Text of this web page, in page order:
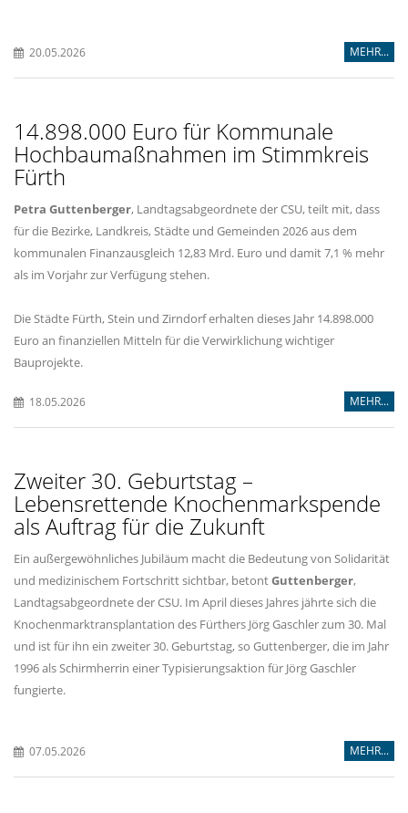
20.05.2026 MEHR...
14.898.000 Euro für Kommunale
Hochbaumaßnahmen im Stimmkreis
Fürth
Petra Guttenberger, Landtagsabgeordnete der CSU, teilt mit, dass
für die Bezirke, Landkreis, Städte und Gemeinden 2026 aus dem
kommunalen Finanzausgleich 12,83 Mrd. Euro und damit 7,1 % mehr
als im Vorjahr zur Verfügung stehen.
Die Städte Fürth, Stein und Zirndorf erhalten dieses Jahr 14.898.000
Euro an finanziellen Mitteln für die Verwirklichung wichtiger
Bauprojekte.
18.05.2026 MEHR...
Zweiter 30. Geburtstag –
Lebensrettende Knochenmarkspende
als Auftrag für die Zukunft
Ein außergewöhnliches Jubiläum macht die Bedeutung von Solidarität
und medizinischem Fortschritt sichtbar, betontGuttenberger,
Landtagsabgeordnete der CSU. Im April dieses Jahres jährte sich die
Knochenmarktransplantation des Fürthers Jörg Gaschler zum 30. Mal
und ist für ihn ein zweiter 30. Geburtstag, so Guttenberger, die im Jahr
1996 als Schirmherrin einer Typisierungsaktion für Jörg Gaschler
fungierte.
07.05.2026 MEHR...